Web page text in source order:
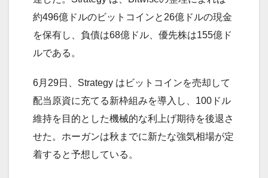
約496億ドルのビットコインと26億ドルの現金
を保有し、負債は68億ドル、優先株は155億ド
ルである。
6月29日、Strategy はビットコインを売却して
配当原資に充てる新枠組みを導入し、100ドル
維持を目的とした機械的な利上げ期待を後退さ
せた。ホーガンは秋までに新たな強気相場が定
着すると予想している。